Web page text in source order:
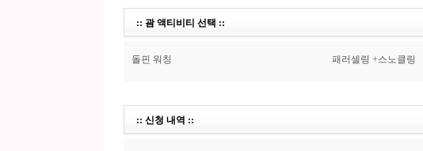
:: 괌 액티비티 선택 ::
돌핀 워칭 패러셀링 +스노클링
:: 신청 내역 ::